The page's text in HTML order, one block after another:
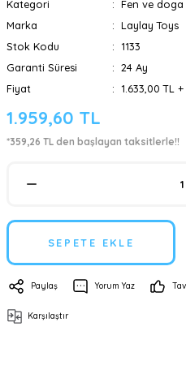
Kategori
Fen ve doga
Marka
Laylay Toys
Stok Kodu
1133
Garanti Süresi
24 Ay
Fiyat
1.633,00 TL
1.959,60 TL
*359,26 TL den başlayan taksitlerle!!
SEPETE EKLE
Paylaş Yorum Yaz
Karşılaştır